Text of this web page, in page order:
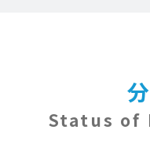
Status of